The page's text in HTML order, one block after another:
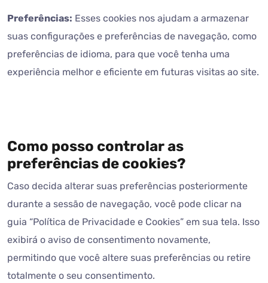
Preferências: Esses cookies nos ajudam a armazenar
suas configurações e preferências de navegação, como
preferências de idioma, para que você tenha uma
experiência melhor e eficiente em futuras visitas ao site.
Como posso controlar as
preferências de cookies?
Caso decida alterar suas preferências posteriormente
durante a sessão de navegação, você pode clicar na
guia “Política de Privacidade e Cookies” em sua tela. Isso
exibirá o aviso de consentimento novamente,
permitindo que você altere suas preferências ou retire
totalmente o seu consentimento.